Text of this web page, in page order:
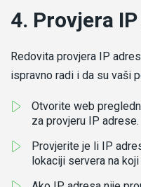
4. Provjera
Redovita provjera IP
ispravno radi i da su vaši
Otvorite web
za provjeru IP adrese.
Provjerite je li IP
lokaciji servera na